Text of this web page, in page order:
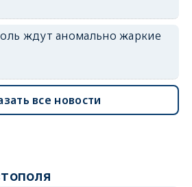
ждут аномально жаркие
все новости